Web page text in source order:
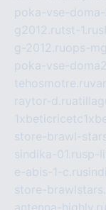
poka-vse-
g2012.rutst-1.ru
g-2012.ruops-
poka-vse-
tehosmotre.ru
raytor-d.ru
store-brawl-
sindika-01.rusp-
e-abis-1-c.ru
store-